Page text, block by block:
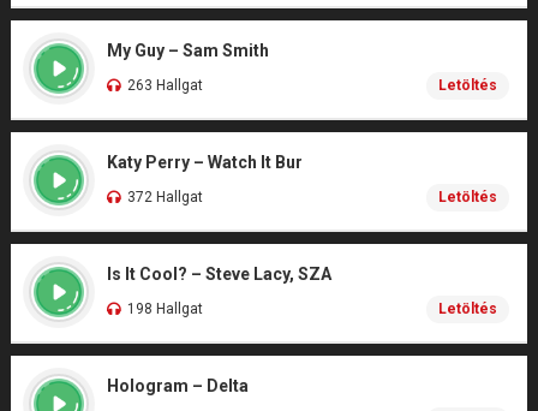
My Guy – Sam Smith
263 Hallgat Letöltés
Katy Perry – Watch It Bur
372 Hallgat Letöltés
Is It Cool? – Steve Lacy, SZA
198 Hallgat Letöltés
Hologram – Delta